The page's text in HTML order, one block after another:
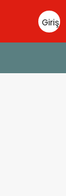
Giriş
Yap